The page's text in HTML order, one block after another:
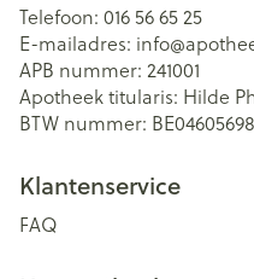
Telefoon: 016 56 65 25
E-mailadres: info@
APB nummer: 241001
Apotheek titularis: Hilde
BTW nummer:
Klantenservice
FAQ